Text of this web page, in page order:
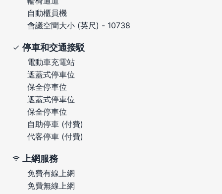
自動櫃員機
會議空間大小 (英尺) - 10738
停車和交通接駁
電動車充電站
遮蓋式停車位
保全停車位
遮蓋式停車位
保全停車位
自助停車 (付費)
代客停車 (付費)
上網服務
免費有線上網
免費無線上網